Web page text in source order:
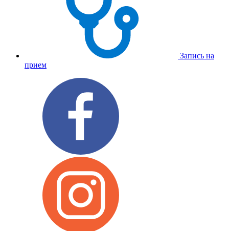
Запись на
прием